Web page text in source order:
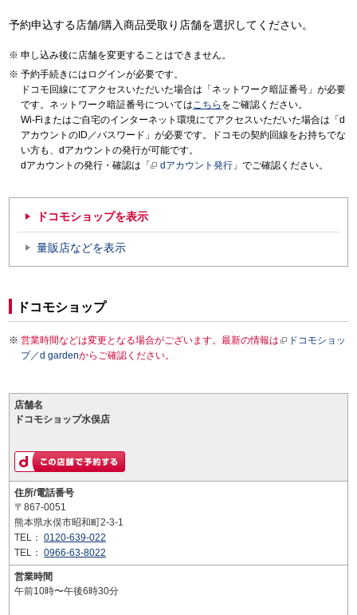
予約申込する店舗/購入商品受取り店舗を選択してください。
申し込み後に店舗を変更することはできません。
予約手続きにはログインが必要です。
ドコモ回線にてアクセスいただいた場合は「ネットワーク暗証番号」が必要
です。ネットワーク暗証番号についてはこちら をご確認ください。
Wi-Fiまたはご自宅のインターネット環境にてアクセスいただいた場合は「d
アカウントのID／パスワード」が必要です。ドコモの契約回線をお持ちでな
い方も、dアカウントの発行が可能です。
dアカウントの発行・確認は「
dアカウント発行 」でご確認ください。
ドコモショップを表示
量販店などを表示
ドコモショップ
営業時間などは変更となる場合がございます。最新の情報は
ドコモショッ
プ／d gardenからご確認ください。
店舗名
ドコモショップ水俣店
住所/電話番号
〒867-0051
熊本県水俣市昭和町2-3-1
TEL： 0120-639-022
TEL： 0966-63-8022
営業時間
午前10時〜午後6時30分